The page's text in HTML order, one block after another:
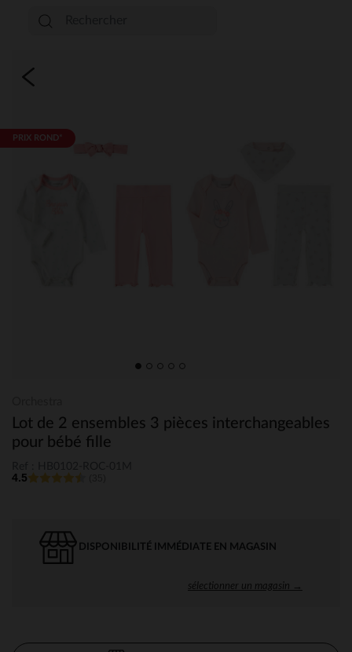
PRIX ROND*
Lot de 2 ensembles 3 pièces interchangeables
pour bébé fille
4.5
DISPONIBILITÉ IMMÉDIATE EN MAGASIN
sélectionner un magasin →